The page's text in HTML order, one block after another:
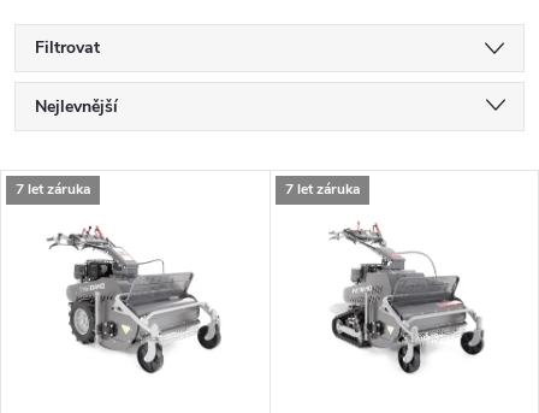
Filtrovat
Ř
a
Nejlevnější
Nejprodávanější
Abecedně
V
7 let záruka 7 let záruka